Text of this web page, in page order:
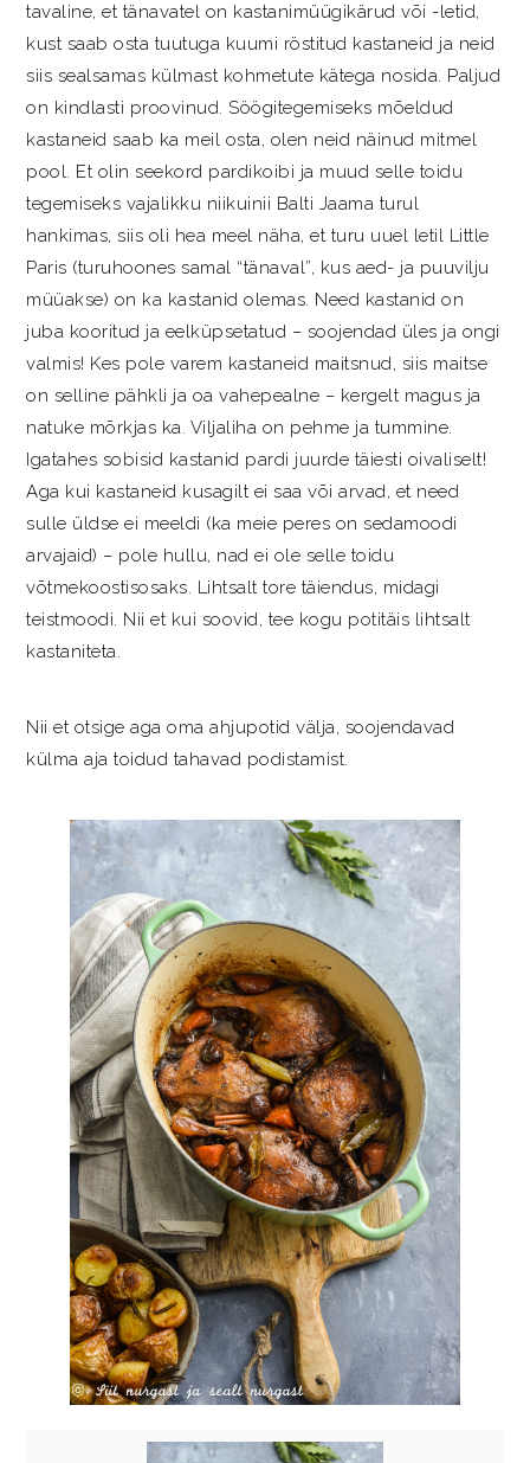
tavaline, et tänavatel on kastanimüügikärud või -letid,
kust saab osta tuutuga kuumi röstitud kastaneid ja neid
siis sealsamas külmast kohmetute kätega nosida. Paljud
on kindlasti proovinud. Söögitegemiseks mõeldud
kastaneid saab ka meil osta, olen neid näinud mitmel
pool. Et olin seekord pardikoibi ja muud selle toidu
tegemiseks vajalikku niikuinii Balti Jaama turul
hankimas, siis oli hea meel näha, et turu uuel letil Little
Paris (turuhoones samal “tänaval”, kus aed- ja puuvilju
müüakse) on ka kastanid olemas. Need kastanid on
juba kooritud ja eelküpsetatud – soojendad üles ja ongi
valmis! Kes pole varem kastaneid maitsnud, siis maitse
on selline pähkli ja oa vahepealne – kergelt magus ja
natuke mõrkjas ka. Viljaliha on pehme ja tummine.
Igatahes sobisid kastanid pardi juurde täiesti oivaliselt!
Aga kui kastaneid kusagilt ei saa või arvad, et need
sulle üldse ei meeldi (ka meie peres on sedamoodi
arvajaid) – pole hullu, nad ei ole selle toidu
võtmekoostisosaks. Lihtsalt tore täiendus, midagi
teistmoodi. Nii et kui soovid, tee kogu potitäis lihtsalt
kastaniteta.
Nii et otsige aga oma ahjupotid välja, soojendavad
külma aja toidud tahavad podistamist.